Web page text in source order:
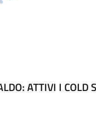
ATTIVI I COLD